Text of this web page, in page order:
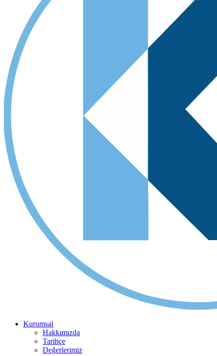
Kurumsal
Hakkımızda
Tarihçe
Değerlerimiz